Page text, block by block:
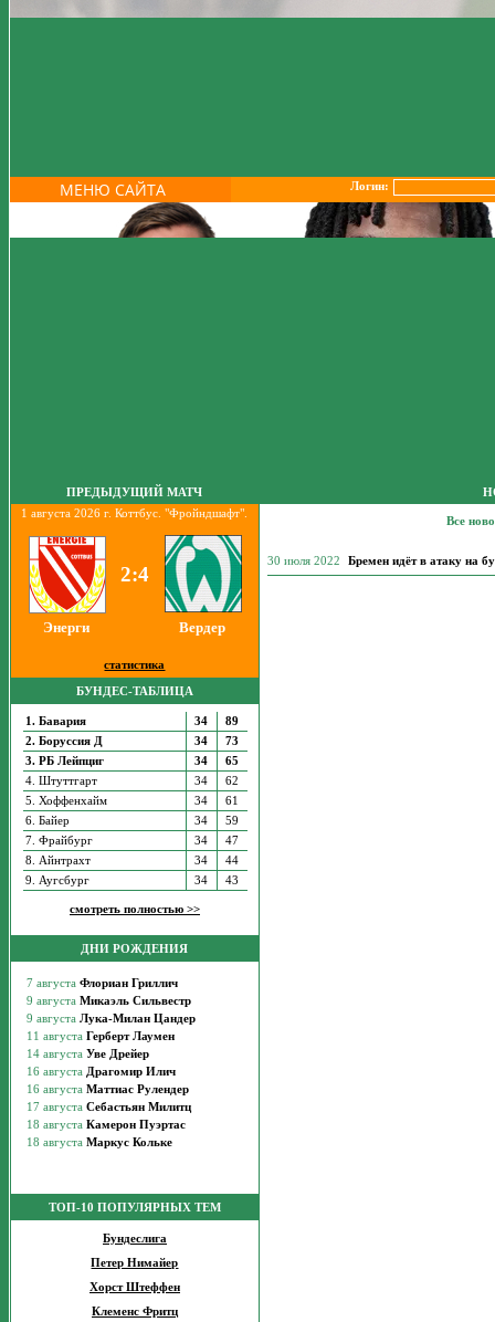
МЕНЮ САЙТА Логин:
ПРЕДЫДУЩИЙ МАТЧ
1 августа 2026 г. Коттбус. "Фройндшафт".
2:4
Энерги Вердер
статистика
БУНДЕС-ТАБЛИЦА
1. Бавария 34
89
2. Боруссия Д
34
73
3. РБ Лейпциг
34
65
4. Штуттгарт
34
62
5. Хоффенхайм
34
61
6. Байер
34
59
7. Фрайбург
34
47
8. Айнтрахт
34
44
9. Аугсбург
34 43
смотреть полностью >>
ДНИ РОЖДЕНИЯ
ТОП-10 ПОПУЛЯРНЫХ ТЕМ
Бундеслига
Петер Нимайер
Хорст Штеффен
Клеменс Фритц
Все
30 июля 2022 Бремен идёт в атаку на